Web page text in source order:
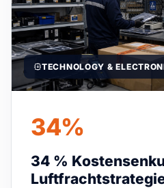
TECHNOLOGY &
34%
34 %